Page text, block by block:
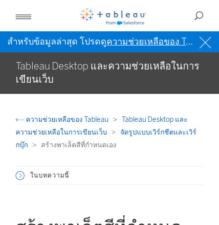
สำหรับข้อมูลล่าสุด โปรดดูความช่วยเหลือของ Tableau เป็นภาษาอังกฤษ (สหรัฐอเมริกา)
Tableau Desktop และความช่วยเหลือในการ
เขียนเว็บ
ความช่วยเหลือของ Tableau
Tableau Desktop และ
ความช่วยเหลือในการเขียนเว็บ
จัดรูปแบบเวิร์กชีตและเวิร์
กบุ๊ก
สร้างพาเล็ตสีที่กำหนดเอง
ในบทความนี้